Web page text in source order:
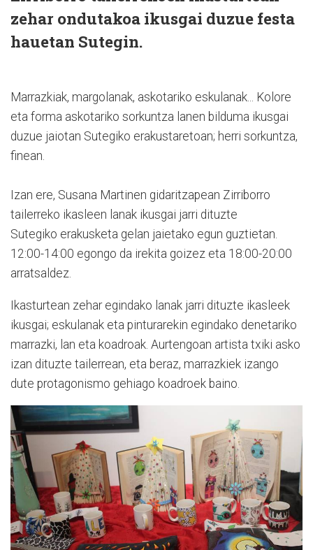
zehar ondutakoa ikusgai duzue festa
hauetan Sutegin.
Marrazkiak, margolanak, askotariko eskulanak... Kolore
eta forma askotariko sorkuntza lanen bilduma ikusgai
duzue jaiotan Sutegiko erakustaretoan; herri sorkuntza,
finean.
Izan ere, Susana Martinen gidaritzapean Zirriborro
tailerreko ikasleen lanak ikusgai jarri dituzte
Sutegiko erakusketa gelan jaietako egun guztietan.
12:00-14:00 egongo da irekita goizez eta 18:00-20:00
arratsaldez.
Ikasturtean zehar egindako lanak jarri dituzte ikasleek
ikusgai; eskulanak eta pinturarekin egindako denetariko
marrazki, lan eta koadroak. Aurtengoan artista txiki asko
izan dituzte tailerrean, eta beraz, marrazkiek izango
dute protagonismo gehiago koadroek baino.